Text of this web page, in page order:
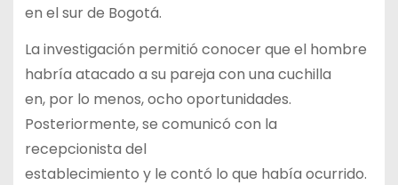
en el sur de Bogotá.
La investigación permitió conocer que el hombre
habría atacado a su pareja con una cuchilla
en, por lo menos, ocho oportunidades.
Posteriormente, se comunicó con la
recepcionista del
establecimiento y le contó lo que había ocurrido.